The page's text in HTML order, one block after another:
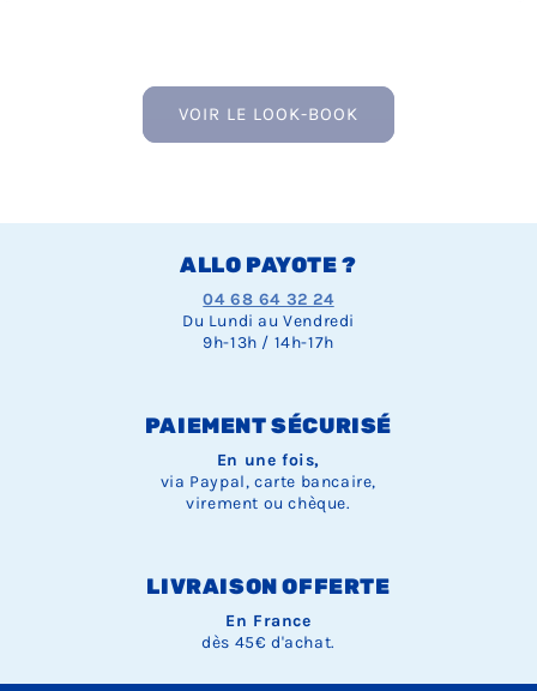
VOIR LE LOOK-BOOK
ALLO PAYOTE ?
04 68 64 32 24
Du Lundi au Vendredi
9h-13h / 14h-17h
PAIEMENT SÉCURISÉ
En une fois,
via Paypal, carte bancaire,
virement ou chèque.
LIVRAISON OFFERTE
En France
dès 45€ d'achat.